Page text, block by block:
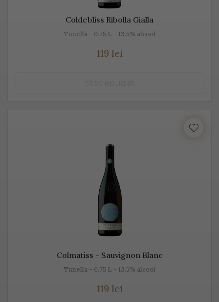
Este un vin proaspăt, ce se prezintă ca un buchet
ușoare, parfumate. De obicei, Prosecco este un vin sec,
Coldebliss Ribolla Gialla
Tunella - 0.75 L - 13.5% alcool
119 lei
Colmatiss - Sauvignon Blanc
Tunella - 0.75 L - 13.5% alcool
119 lei